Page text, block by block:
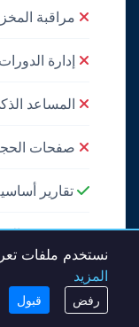
مراقبة
إدارة الدورات
المساعد
صفحات
تقارير
دعم عبر
عرض جميع
نستخدم ملفات
المزيد
رفض قبول